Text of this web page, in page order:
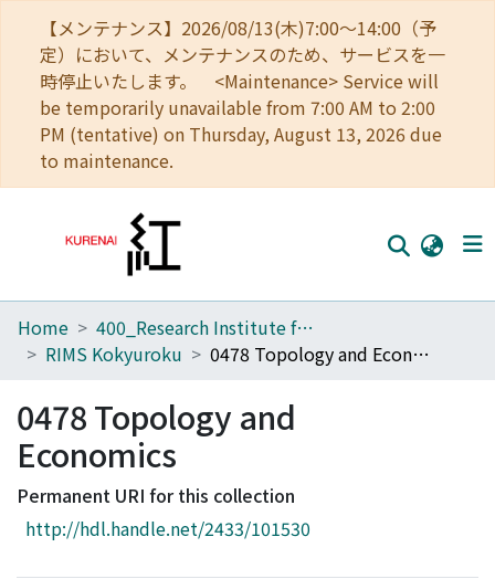
【メンテナンス】2026/08/13(木)7:00～14:00（予
定）において、メンテナンスのため、サービスを一
時停止いたします。 <Maintenance> Service will
be temporarily unavailable from 7:00 AM to 2:00
PM (tentative) on Thursday, August 13, 2026 due
to maintenance.
Home
Browse
Download Ranking
Access Statistics
Home
400_Research Institute for Mathematical Sciences
RIMS Kokyuroku
0478 Topology and Economics
0478 Topology and
Economics
Permanent URI for this collection
http://hdl.handle.net/2433/101530